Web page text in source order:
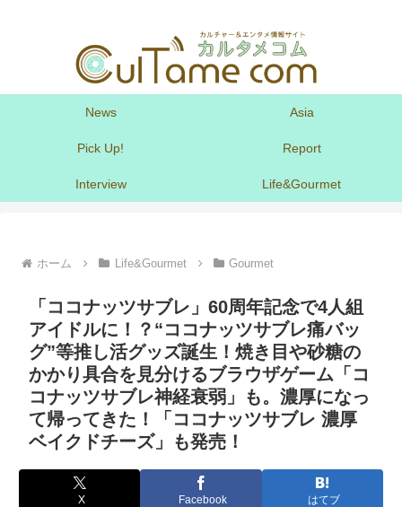
News Asia
Pick Up! Report
Interview Life&Gourmet
ホーム Life&Gourmet Gourmet
「ココナッツサブレ」60周年記念で4人組
アイドルに！？“ココナッツサブレ痛バッ
グ”等推し活グッズ誕生！焼き目や砂糖の
かかり具合を見分けるブラウザゲーム「コ
コナッツサブレ神経衰弱」も。濃厚になっ
て帰ってきた！「ココナッツサブレ 濃厚
ベイクドチーズ」も発売！
X Facebook はてブ